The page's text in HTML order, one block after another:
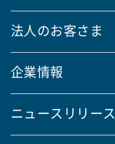
法人のお客さま
企業情報
ニュースリリース